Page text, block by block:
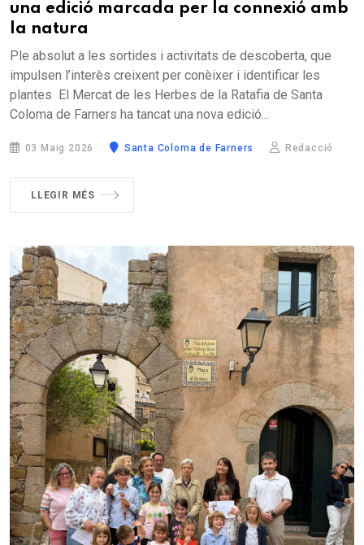
una edició marcada per la connexió amb
la natura
Ple absolut a les sortides i activitats de descoberta, que
impulsen l’interès creixent per conèixer i identificar les
plantes El Mercat de les Herbes de la Ratafia de Santa
Coloma de Farners ha tancat una nova edició...
03 Maig 2026 Santa Coloma de Farners Redacció
LLEGIR MÉS